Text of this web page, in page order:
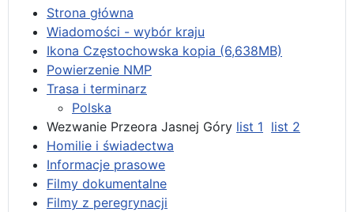
Strona główna
Wiadomości - wybór kraju
Ikona Częstochowska kopia (6,638MB)
Powierzenie NMP
Trasa i terminarz
Polska
Wezwanie Przeora Jasnej Góry list 1 list 2
Homilie i świadectwa
Informacje prasowe
Filmy dokumentalne
Filmy z peregrynacji